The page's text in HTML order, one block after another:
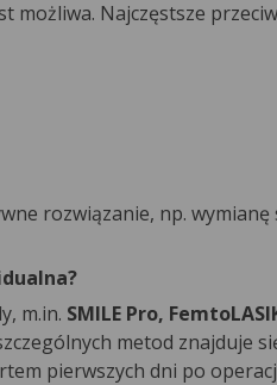
Najczęstsze
rozwiązanie, np. wymianę
m.in. SMILE Pro,
metod znajduje
pierwszych dni po